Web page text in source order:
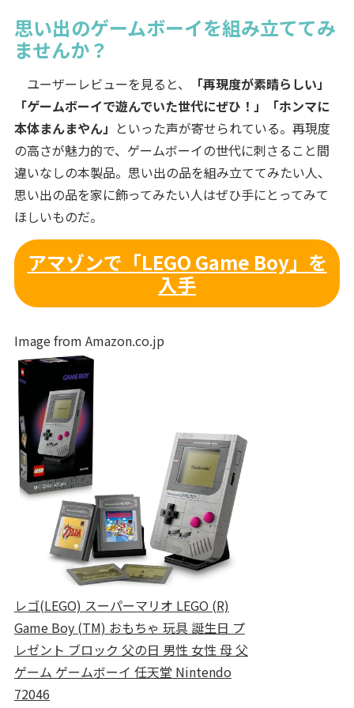
思い出のゲームボーイを組み立ててみ
ませんか？
ユーザーレビューを見ると、
「再現度が素晴らしい」
「ゲームボーイで遊んでいた世代にぜひ！」「ホンマに
本体まんまやん」 といった声が寄せられている。再現度
の高さが魅力的で、ゲームボーイの世代に刺さること間
違いなしの本製品。思い出の品を組み立ててみたい人、
思い出の品を家に飾ってみたい人はぜひ手にとってみて
ほしいものだ。
アマゾンで「LEGO Game Boy」を
入手
Image from Amazon.co.jp
レゴ(LEGO) スーパーマリオ LEGO (R)
Game Boy (TM) おもちゃ 玩具 誕生日 プ
レゼント ブロック 父の日 男性 女性 母 父
ゲーム ゲームボーイ 任天堂 Nintendo
72046